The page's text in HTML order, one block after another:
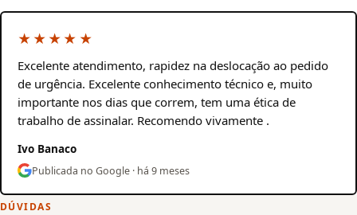
★★★★★
Excelente atendimento, rapidez na deslocação ao pedido
de urgência. Excelente conhecimento técnico e, muito
importante nos dias que correm, tem uma ética de
trabalho de assinalar. Recomendo vivamente .
Ivo Banaco
Publicada no Google · há 9 meses
DÚVIDAS